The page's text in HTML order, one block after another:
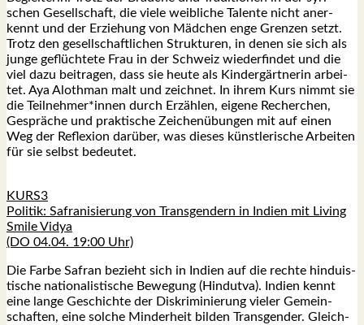
schen Gesell­schaft, die vie­le weib­li­che Talen­te nicht aner­
kennt und der Erzie­hung von Mäd­chen enge Gren­zen setzt.
Trotz den gesell­schaft­li­chen Struk­tu­ren, in denen sie sich als
jun­ge geflüch­te­te Frau in der Schweiz wie­der­fin­det und die
viel dazu bei­tra­gen, dass sie heu­te als Kin­der­gärt­ne­rin arbei­
tet. Aya Aloth­man malt und zeich­net. In ihrem Kurs nimmt sie
die Teilnehmer*innen durch Erzäh­len, eige­ne Recher­chen,
Gesprä­che und prak­ti­sche Zei­chen­übun­gen mit auf einen
Weg der Refle­xi­on dar­über, was die­ses künst­le­ri­sche Arbei­ten
für sie selbst bedeu­tet.
KURS3
Poli­tik: Safra­ni­sie­rung von Trans­gen­dern in Indi­en mit Living
Smi­le Vidya
(DO 04.04. 19:00 Uhr)
Die Far­be Safran bezieht sich in Indi­en auf die rech­te hin­du­is­
ti­sche natio­na­lis­ti­sche Bewe­gung (Hin­dut­va). Indi­en kennt
eine lan­ge Geschich­te der Dis­kri­mi­nie­rung vie­ler Gemein­
schaf­ten, eine sol­che Min­der­heit bil­den Trans­gen­der. Gleich­